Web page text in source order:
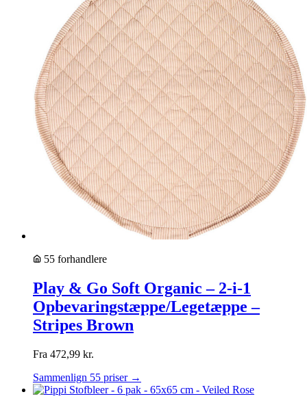
55 forhandlere
Play & Go Soft Organic – 2-i-1
Opbevaringstæppe/Legetæppe –
Stripes Brown
Fra 472,99 kr.
Sammenlign 55 priser →